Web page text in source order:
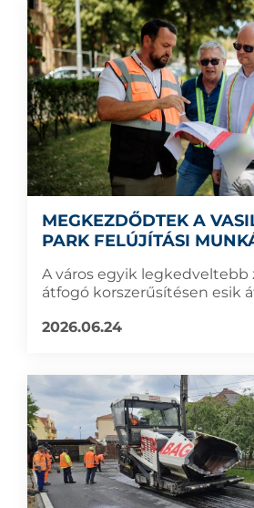
MEGKEZDŐDTEK A
PARK FELÚJÍTÁSI
A város egyik legkedveltebb
átfogó korszerűsítésen esik
2026.06.24